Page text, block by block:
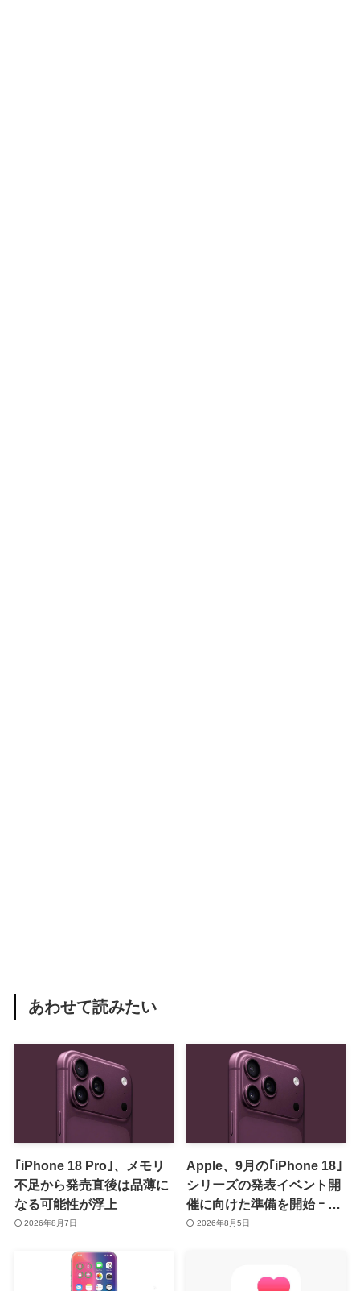
あわせて読みたい
｢iPhone 18 Pro｣、メモリ
不足から発売直後は品薄に
なる可能性が浮上
2026年8月7日
Apple、9月の｢iPhone 18｣
シリーズの発表イベント開
催に向けた準備を開始 ｰ 9
月8日か9月9日に開催見込
2026年8月5日